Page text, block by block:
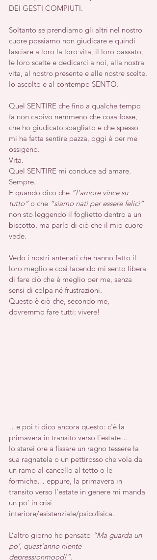
DEI GESTI COMPIUTI.
Soltanto se prendiamo gli altri nel nostro
cuore possiamo non giudicare e quindi
lasciare a loro la loro vita, il loro passato,
le loro scelte e dedicarci a noi, alla nostra
vita, al nostro presente e alle nostre scelte.
Io ascolto e al contempo SENTO.
Quel SENTIRE che fino a qualche tempo
fa non capivo nemmeno che cosa fosse,
che ho giudicato sbagliato e che spesso
mi ha fatta sentire pazza, oggi è per me
ossigeno.
Vita.
Quel SENTIRE mi conduce ad amare.
Sempre.
E quando dico che ”l’amore vince su
tutto” o che “siamo nati per essere felici”
non sto leggendo il foglietto dentro a un
biscotto, ma parlo di ciò che il mio cuore
vede.
Vedo i nostri antenati che hanno fatto il
loro meglio e così facendo mi sento libera
di fare ciò che è meglio per me, senza
sensi di colpa né frustrazioni.
Questo è ciò che, secondo me,
dovremmo fare tutti: vivere!
…e poi ti dico ancora questo: c’è la
primavera in transito verso l’estate…
Io starei ore a fissare un ragno tessere la
sua ragnatela o un pettirosso che vola da
un ramo al cancello al tetto o le
formiche… eppure, la primavera in
transito verso l’estate in genere mi manda
un po’ in crisi
interiore/esistenziale/psicofisica.
L’altro giorno ho pensato “Ma guarda un
po’, quest’anno niente
depressionmood!”.